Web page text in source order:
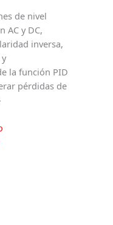
de nivel
AC y DC,
inversa,
la función PID
pérdidas de